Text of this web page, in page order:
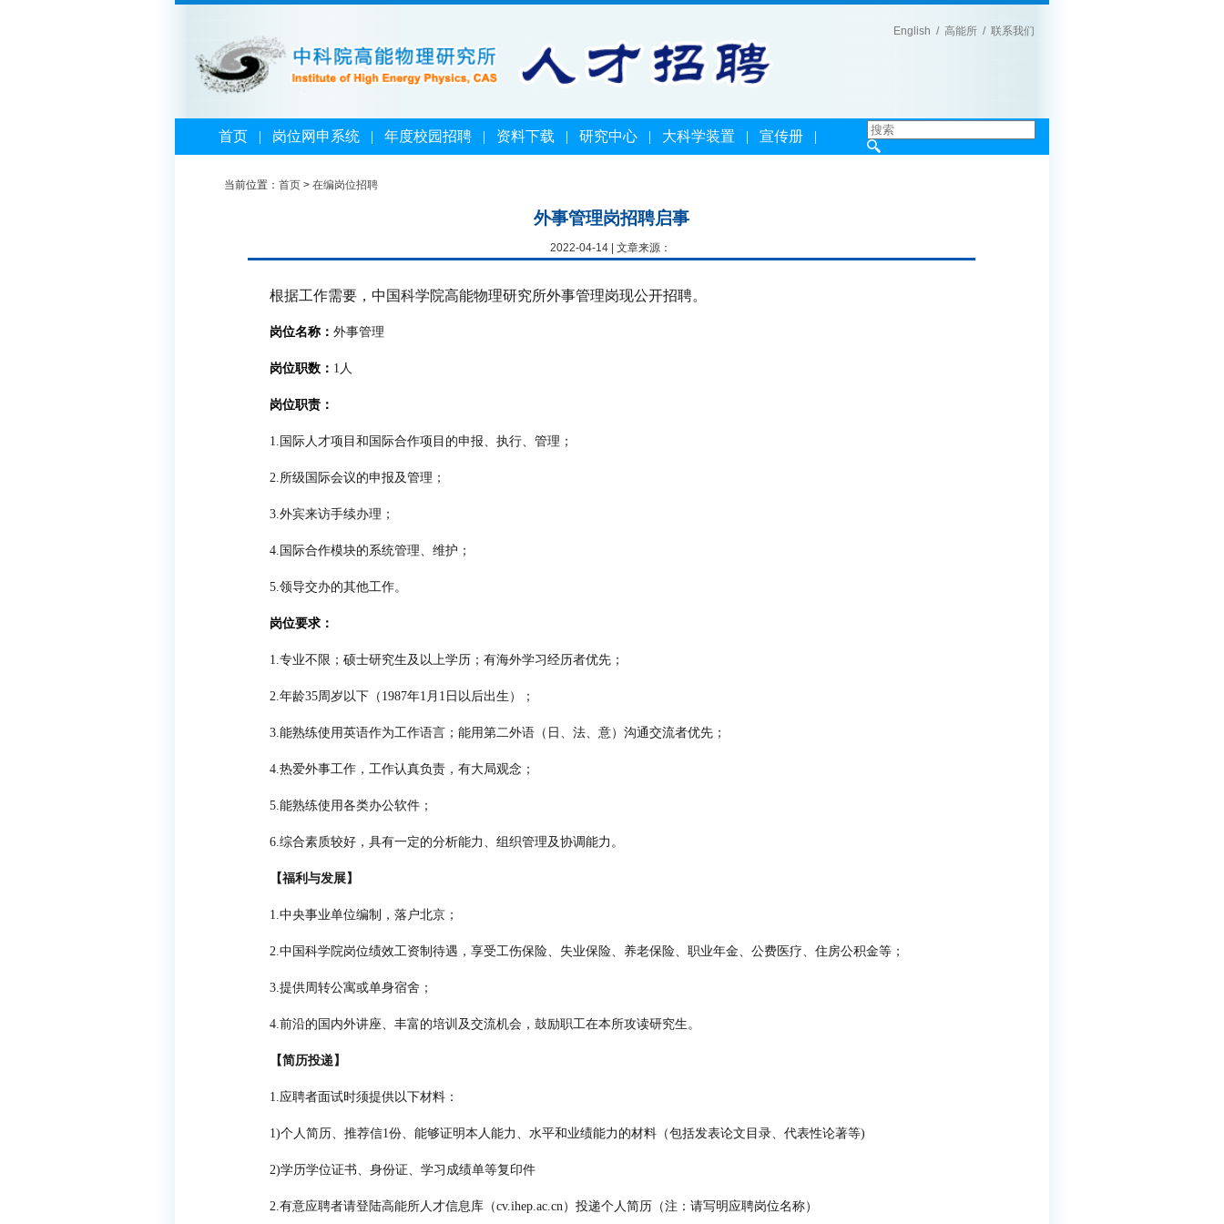
English / 高能所 / 联系我们
首页| 岗位网申系统| 年度校园招聘| 资料下载 | 研究中心| 大科学装置 | 宣传册|
当前位置： 首页 > 在编岗位招聘
外事管理岗招聘启事
2022-04-14 | 文章来源：
根据工作需要，中国科学院高能物理研究所外事管理岗现公开招聘。
岗位名称： 外事管理
岗位职数： 1人
岗位职责：
1.国际人才项目和国际合作项目的申报、执行、管理；
2.所级国际会议的申报及管理；
3.外宾来访手续办理；
4.国际合作模块的系统管理、维护；
5.领导交办的其他工作。
岗位要求：
1.专业不限；硕士研究生及以上学历；有海外学习经历者优先；
2.年龄35周岁以下（1987年1月1日以后出生）；
3.能熟练使用英语作为工作语言；能用第二外语（日、法、意）沟通交流者优先；
4.热爱外事工作，工作认真负责，有大局观念；
5.能熟练使用各类办公软件；
6.综合素质较好，具有一定的分析能力、组织管理及协调能力。
【福利与发展】
1.中央事业单位编制， 落户北京；
2.中国科学院岗位绩效工资制待遇，享受工伤保险、失业保险、养老保险、职业年金、公费医疗、住房公积金等；
3.提供周转公寓或单身宿舍；
4.前沿的国内外讲座、丰富的培训及交流机会，鼓励职工在本所攻读研究生。
【简历投递】
1.应聘者面试时须提供以下材料：
1)个人简历、推荐信1份、能够证明本人能力、水平和业绩能力的材料（包括发表论文目录、代表性论著等)
2)学历学位证书、身份证、学习成绩单等复印件
2.有意应聘者请登陆高能所人才信息库（cv.ihep.ac.cn）投递个人简历（注：请写明应聘岗位名称）